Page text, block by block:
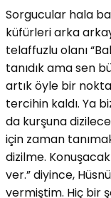
Sorgucular hala
küfürleri arka
telaffuzlu olanı
tanıdık ama sen
artık öyle bir
tercihin kaldı. Ya
da kurşuna
için zaman
dizilme.
ver.” diyince,
vermiştim. Hiç bir